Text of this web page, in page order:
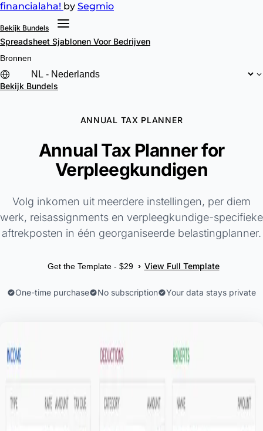
financialaha! by Segmio
Bekijk Bundels
Spreadsheet Sjablonen Voor Bedrijven
Bronnen
Bekijk Bundels
ANNUAL TAX PLANNER
Annual Tax Planner for
Verpleegkundigen
Volg inkomen uit meerdere instellingen, per diem
werk, reisassignments en verpleegkundige-specifieke
aftrekposten in één georganiseerde belastingplanner.
Get the Template - $29 › View Full Template
One-time purchase No subscription Your data stays private